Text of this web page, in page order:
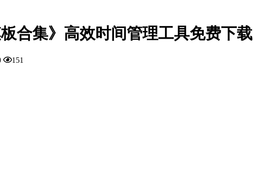
板合集》高效时间管理工具免费下载
151